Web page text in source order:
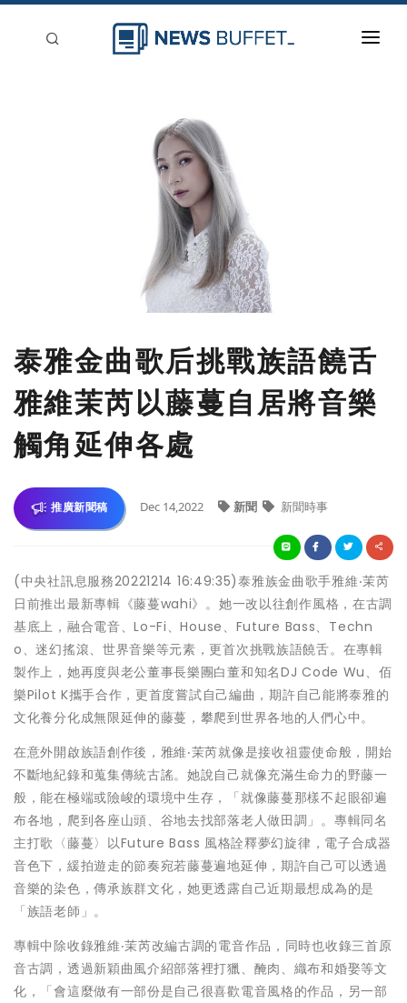
泰雅金曲歌后挑戰族語饒舌
雅維茉芮以藤蔓自居將音樂
觸角延伸各處
推廣新聞稿 Dec 14,2022 新聞 新聞時事
(中央社訊息服務20221214 16:49:35)泰雅族金曲歌手雅維‧茉芮
日前推出最新專輯《藤蔓wahi》。她一改以往創作風格，在古調
基底上，融合電音、Lo-Fi、House、Future Bass、Techn
o、迷幻搖滾、世界音樂等元素，更首次挑戰族語饒舌。在專輯
製作上，她再度與老公董事長樂團白董和知名DJ Code Wu、佰
樂Pilot K攜手合作，更首度嘗試自己編曲，期許自己能將泰雅的
文化養分化成無限延伸的藤蔓，攀爬到世界各地的人們心中。
在意外開啟族語創作後，雅維‧茉芮就像是接收祖靈使命般，開始
不斷地紀錄和蒐集傳統古謠。她說自己就像充滿生命力的野藤一
般，能在極端或險峻的環境中生存，「就像藤蔓那樣不起眼卻遍
布各地，爬到各座山頭、谷地去找部落老人做田調」。專輯同名
主打歌〈藤蔓〉以Future Bass 風格詮釋夢幻旋律，電子合成器
音色下，緩拍遊走的節奏宛若藤蔓遍地延伸，期許自己可以透過
音樂的染色，傳承族群文化，她更透露自己近期最想成為的是
「族語老師」。
專輯中除收錄雅維‧茉芮改編古調的電音作品，同時也收錄三首原
音古調，透過新穎曲風介紹部落裡打獵、醃肉、織布和婚娶等文
化，「會這麼做有一部份是自己很喜歡電音風格的作品，另一部